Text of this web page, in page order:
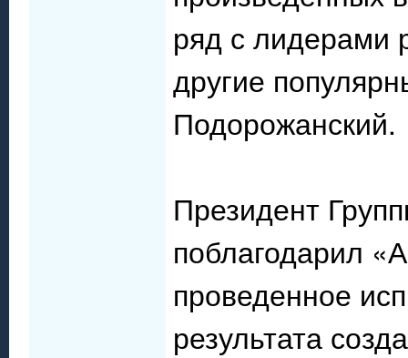
ряд с лидерами
другие
Подорожанский.
Президент
поблагодарил
проведенное
результата